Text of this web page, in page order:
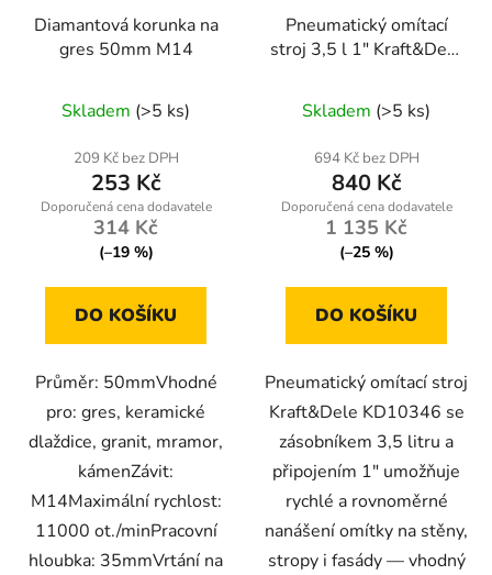
Diamantová korunka na
gres 50mm M14
Skladem (>5 ks)
209 Kč bez DPH
253 Kč
314 Kč
(–19 %)
DO KOŠÍKU
Průměr: 50mmVhodné
pro: gres, keramické
dlaždice, granit, mramor,
kámenZávit:
M14Maximální rychlost:
11000 ot./minPracovní
hloubka: 35mmVrtání na
Pneumatický omítací
stroj 3,5 l 1" Kraft&Dele
Skladem (>5 ks)
694 Kč bez DPH
840 Kč
1 135 Kč
(–25 %)
DO KOŠÍKU
Pneumatický omítací stroj
Kraft&Dele KD10346 se
zásobníkem 3,5 litru a
připojením 1" umožňuje
rychlé a rovnoměrné
nanášení omítky na stěny,
stropy i fasády — vhodný